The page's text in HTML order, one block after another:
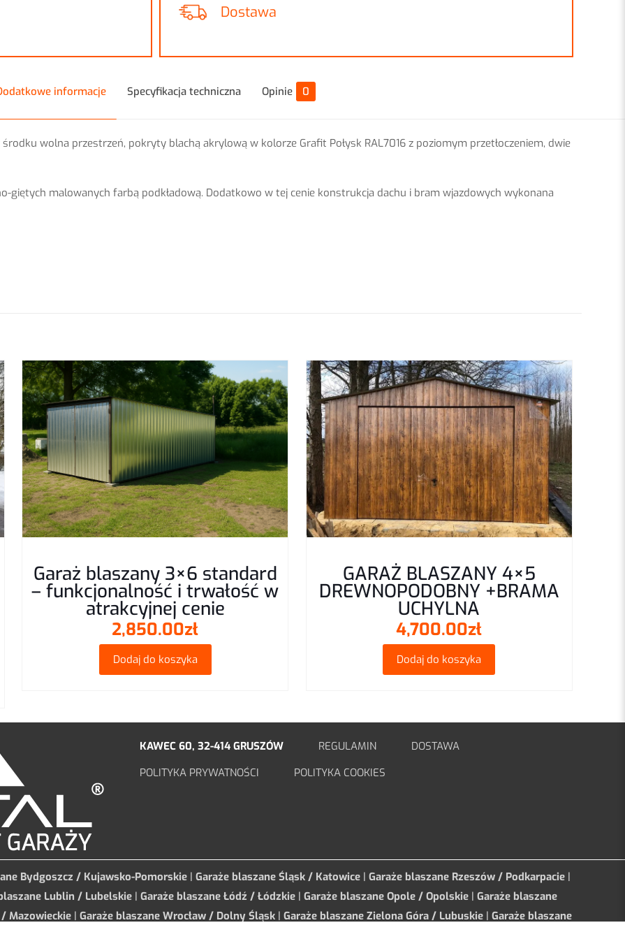
Dostawa
informacje Specyfikacja techniczna Opinie 0
wolna przestrzeń, pokryty blachą akrylową w kolorze Grafit Połysk RAL7016 z poziomym przetłoczeniem, dwie
malowanych farbą podkładową. Dodatkowo w tej cenie konstrukcja dachu i bram wjazdowych wykonana
opublikowany. Wymagane pola są oznaczone*
E-
mail*
Zapamiętaj moje dane w tej
przeglądarce podczas pisania
cyframi:
Garaż blaszany 3×6 standard
– funkcjonalność i trwałość w
atrakcyjnej cenie
2,850.00zł
Dodaj do koszyka
GARAŻ BLASZANY 4×5
DREWNOPODOBNY +BRAMA
UCHYLNA
4,700.00zł
Dodaj do koszyka
KAWEC 60, 32-414 GRUSZÓW REGULAMIN
DOSTAWA
POLITYKA PRYWATNOŚCI
POLITYKA COOKIES
Bydgoszcz / Kujawsko-Pomorskie | Garaże blaszane Śląsk / Katowice | Garaże blaszane Rzeszów / Podkarpacie |
Lublin / Lubelskie| Garaże blaszane Łódź / Łódzkie | Garaże blaszane Opole / Opolskie| Garaże blaszane
Mazowieckie | Garaże blaszane Wrocław / Dolny Śląsk | Garaże blaszane Zielona Góra / Lubuskie | Garaże blaszane